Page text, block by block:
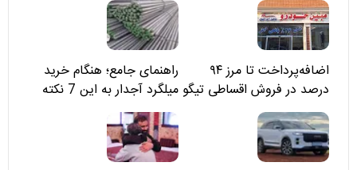
اضافه‌پرداخت تا مرز ۹۴
درصد در فروش اقساطی تیگو
۸؛ مسئولان «مبین خودرو» را
نمی‌بینند؟
راهنمای جامع؛ هنگام خرید
میلگرد آجدار به این 7 نکته
توجه کنید